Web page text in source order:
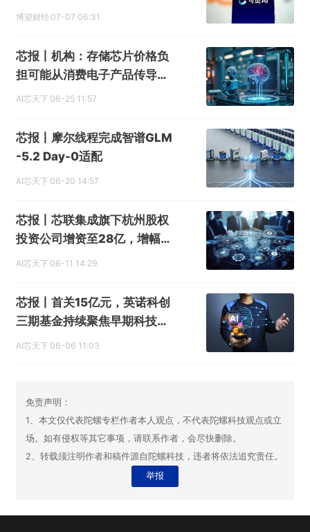
博望财经 07-07 06:31
芯报丨机构：存储芯片价格负
担可能从消费电子产品传导至
AI
AI芯天下 06-25 11:57
芯报丨摩尔线程完成智谱GLM
-5.2 Day-0适配
AI芯天下 06-20 14:57
芯报丨芯联集成旗下杭州股权
投资公司增资至28亿，增幅约
56%
AI芯天下 06-11 14:29
芯报丨首关15亿元，英诺科创
三期基金持续聚焦早期科技投
资
AI芯天下 06-06 11:03
免责声明：
1、本文仅代表陀螺专栏作者本人观点，不代表陀螺科技观点或立
场。如有侵权等其它事项，请联系作者，会尽快删除。
2、转载须注明作者和稿件源自陀螺科技，违者将依法追究责任。
举报